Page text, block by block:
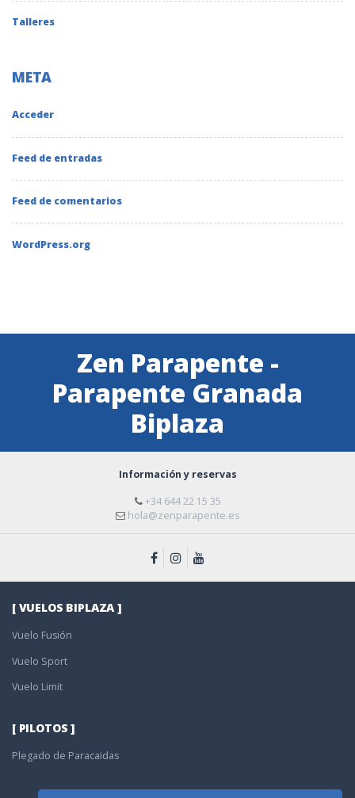
Talleres
META
Acceder
Feed de entradas
Feed de comentarios
WordPress.org
Zen Parapente -
Parapente Granada
Biplaza
Información y reservas
+34 644 22 15 35
hola@zenparapente.es
[ VUELOS BIPLAZA ]
Vuelo Fusión
Vuelo Sport
Vuelo Limit
[ PILOTOS ]
Plegado de Paracaidas